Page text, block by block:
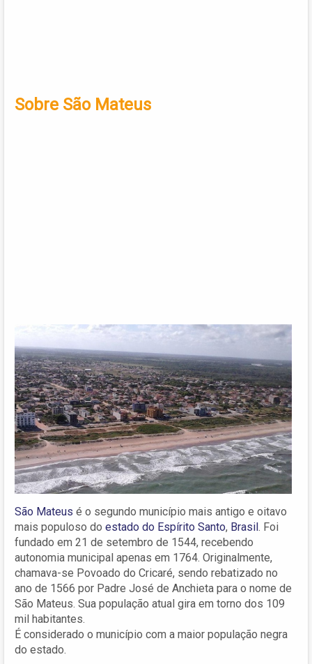
Sobre São Mateus
São Mateus é o segundo município mais antigo e oitavo
mais populoso do estado do Espírito Santo, Brasil . Foi
fundado em 21 de setembro de 1544, recebendo
autonomia municipal apenas em 1764. Originalmente,
chamava-se Povoado do Cricaré, sendo rebatizado no
ano de 1566 por Padre José de Anchieta para o nome de
São Mateus. Sua população atual gira em torno dos 109
mil habitantes.
É considerado o município com a maior população negra
do estado.